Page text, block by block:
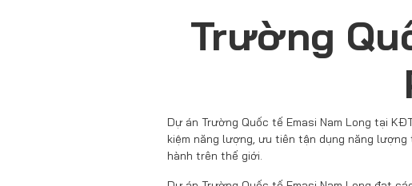
Trường
Dự án Trường Quốc tế Emasi Nam Long tại
kiệm năng lượng, ưu tiên tận dụng năng
hành trên thế giới.